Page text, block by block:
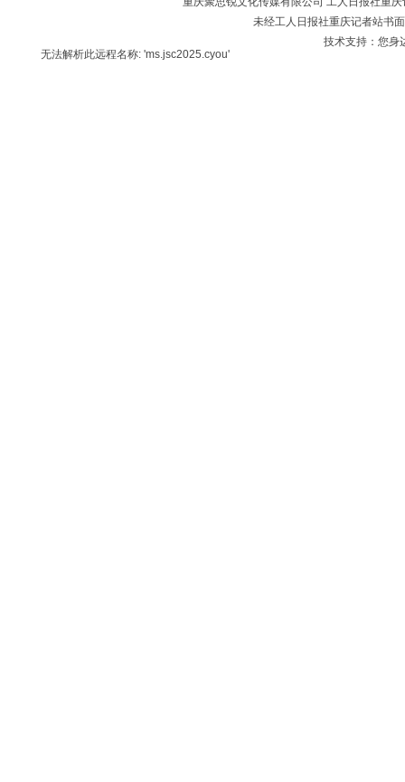
未经工人日报社重庆记者站书
技术支持：您
无法解析此远程名称: 'ms.jsc2025.cyou'